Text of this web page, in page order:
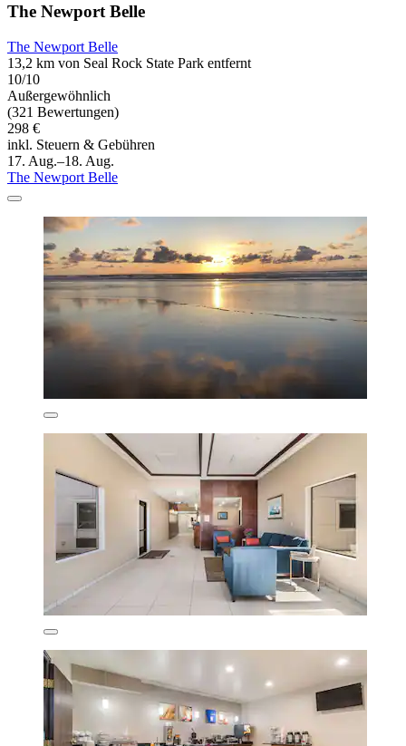
The Newport Belle
The Newport Belle
13,2 km von Seal Rock State Park entfernt
10/10
Außergewöhnlich
(321 Bewertungen)
298 €
inkl. Steuern & Gebühren
17. Aug.–18. Aug.
The Newport Belle